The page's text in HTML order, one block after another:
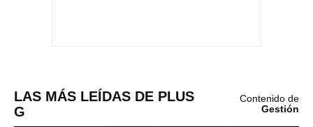
LAS MÁS LEÍDAS DE PLUS
G
Contenido de
Gestión